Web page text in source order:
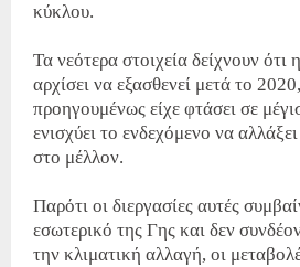
κύκλου.
Τα νεότερα στοιχεία δείχνουν ότι
αρχίσει να εξασθενεί μετά το
προηγουμένως είχε φτάσει σε
ενισχύει το ενδεχόμενο να
στο μέλλον.
Παρότι οι διεργασίες αυτές
εσωτερικό της Γης και δεν
την κλιματική αλλαγή, οι